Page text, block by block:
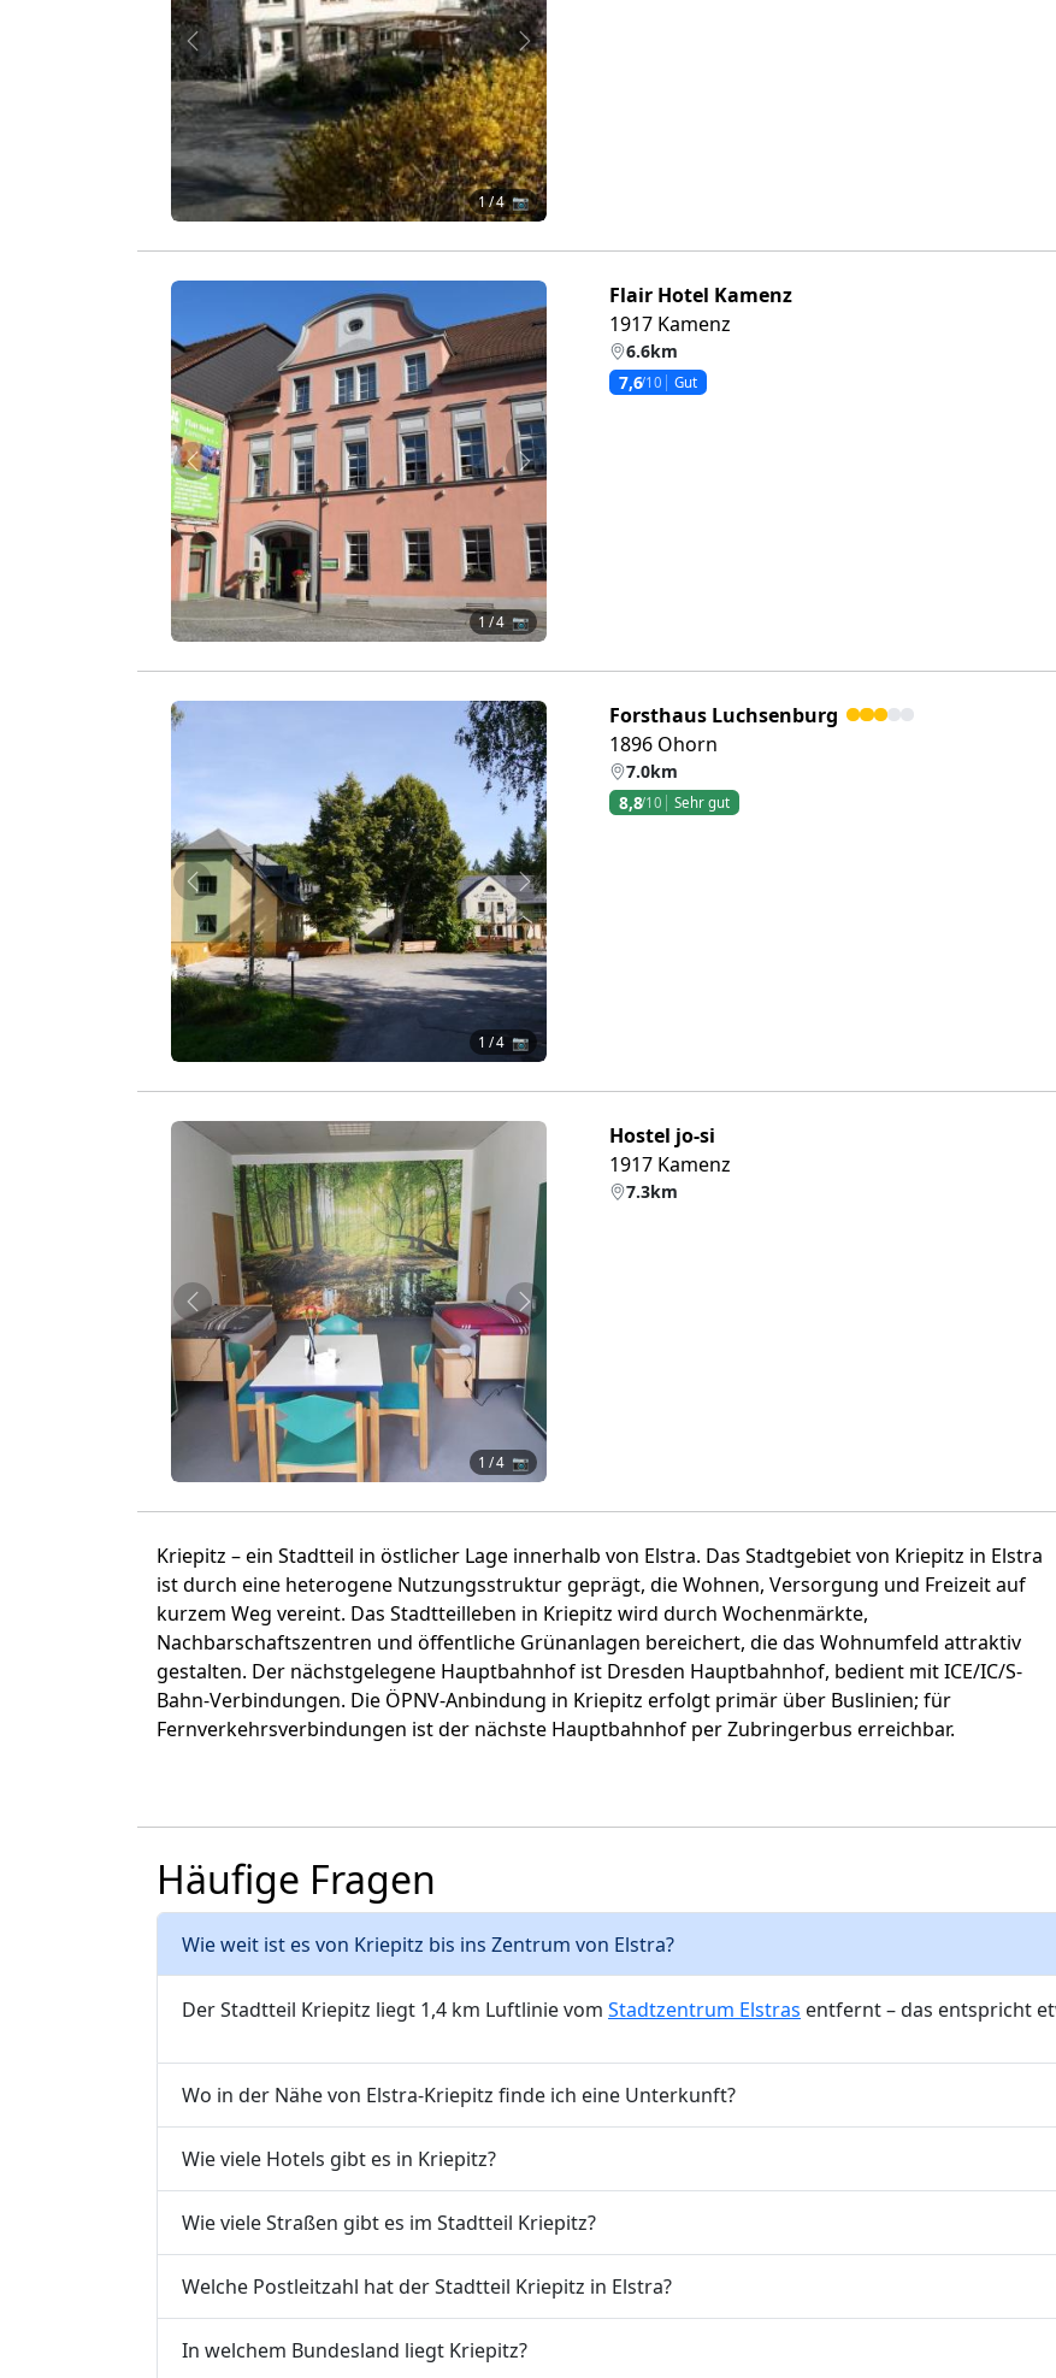
Zurück Weiter
1/ 4 📷
Zurück Weiter
1 / 4 📷
Flair Hotel Kamenz
1917 Kamenz
6.6km
7,6/10 Gut
Zurück Weiter
1 / 4 📷
Forsthaus Luchsenburg
1896 Ohorn
7.0km
8,8/10 Sehr gut
Zurück Weiter
1 / 4 📷
Hostel jo-si
1917 Kamenz
7.3km
Kriepitz – ein Stadtteil in östlicher Lage innerhalb von Elstra. Das Stadtgebiet von Kriepitz in Elstra
ist durch eine heterogene Nutzungsstruktur geprägt, die Wohnen, Versorgung und Freizeit auf
kurzem Weg vereint. Das Stadtteilleben in Kriepitz wird durch Wochenmärkte,
Nachbarschaftszentren und öffentliche Grünanlagen bereichert, die das Wohnumfeld attraktiv
gestalten. Der nächstgelegene Hauptbahnhof ist Dresden Hauptbahnhof, bedient mit ICE/IC/S-
Bahn-Verbindungen. Die ÖPNV-Anbindung in Kriepitz erfolgt primär über Buslinien; für
Fernverkehrsverbindungen ist der nächste Hauptbahnhof per Zubringerbus erreichbar.
Häufige Fragen
Wie weit ist es von Kriepitz bis ins Zentrum von Elstra?
Der Stadtteil Kriepitz liegt 1,4 km Luftlinie vom Stadtzentrum Elstras entfernt – das entspricht
Wo in der Nähe von Elstra-Kriepitz finde ich eine Unterkunft?
Wie viele Hotels gibt es in Kriepitz?
Wie viele Straßen gibt es im Stadtteil Kriepitz?
Welche Postleitzahl hat der Stadtteil Kriepitz in Elstra?
In welchem Bundesland liegt Kriepitz?